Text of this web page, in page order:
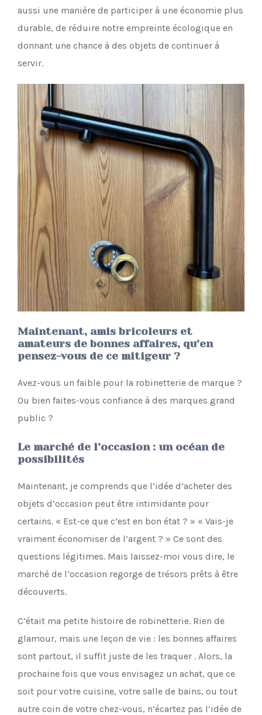
aussi une manière de participer à une économie plus
durable, de réduire notre empreinte écologique en
donnant une chance à des objets de continuer à
servir.
Maintenant, amis bricoleurs et
amateurs de bonnes affaires, qu’en
pensez-vous de ce mitigeur ?
Avez-vous un faible pour la robinetterie de marque ?
Ou bien faites-vous confiance à des marques grand
public ?
Le marché de l’occasion : un océan de
possibilités
Maintenant, je comprends que l’idée d’acheter des
objets d’occasion peut être intimidante pour
certains. « Est-ce que c’est en bon état ? » « Vais-je
vraiment économiser de l’argent ? » Ce sont des
questions légitimes. Mais laissez-moi vous dire, le
marché de l’occasion regorge de trésors prêts à être
découverts.
C’était ma petite histoire de robinetterie. Rien de
glamour, mais une leçon de vie : les bonnes affaires
sont partout, il suffit juste de les traquer . Alors, la
prochaine fois que vous envisagez un achat, que ce
soit pour votre cuisine, votre salle de bains, ou tout
autre coin de votre chez-vous, n’écartez pas l’idée de